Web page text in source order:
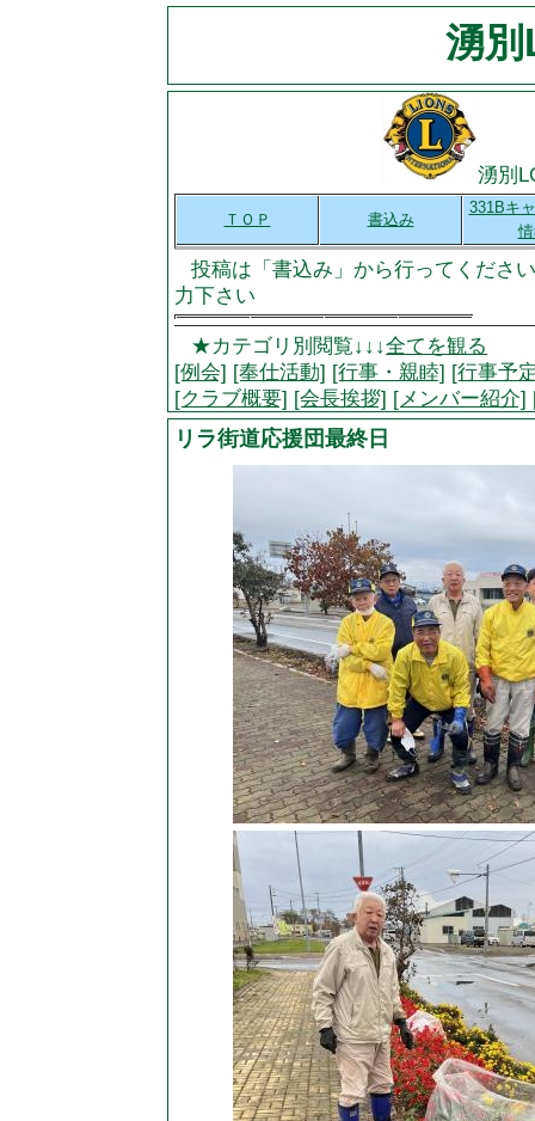
湧
湧別
ＴＯＰ 書込み
331Bキ
投稿は「書込み」から行ってくださ
力下さい
★カテゴリ別閲覧↓↓↓全てを観る
[例会] [奉仕活動] [行事・親睦] [行事予
[クラブ概要] [会長挨拶] [メンバー紹介]
リラ街道応援団最終日